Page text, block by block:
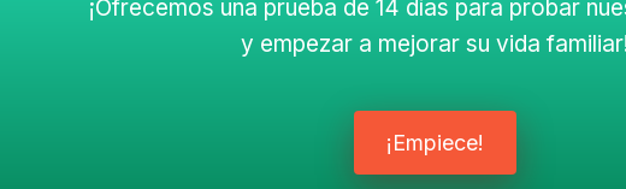
¡Ofrecemos una prueba de 14 días para probar
y empezar a mejorar su vida
¡Empiece!